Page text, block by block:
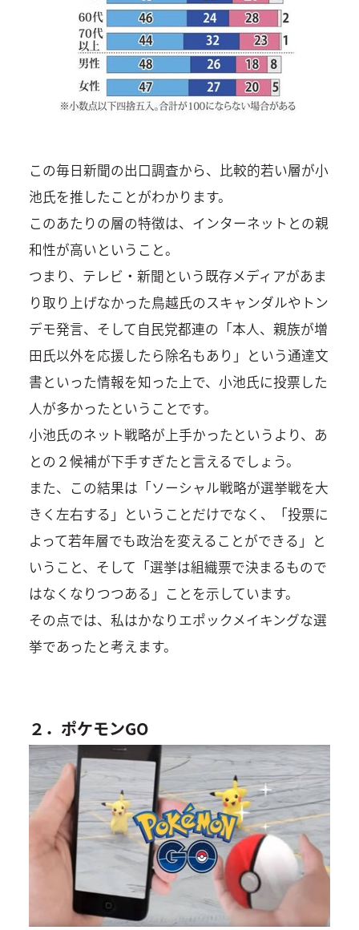
この毎日新聞の出口調査から、比較的若い層が小
池氏を推したことがわかります。
このあたりの層の特徴は、インターネットとの親
和性が高いということ。
つまり、テレビ・新聞という既存メディアがあま
り取り上げなかった鳥越氏のスキャンダルやトン
デモ発言、そして自民党都連の「本人、親族が増
田氏以外を応援したら除名もあり」という通達文
書といった情報を知った上で、小池氏に投票した
人が多かったということです。
小池氏のネット戦略が上手かったというより、あ
との２候補が下手すぎたと言えるでしょう。
また、この結果は「ソーシャル戦略が選挙戦を大
きく左右する」ということだけでなく、「投票に
よって若年層でも政治を変えることができる」と
いうこと、そして「選挙は組織票で決まるもので
はなくなりつつある」ことを示しています。
その点では、私はかなりエポックメイキングな選
挙であったと考えます。
２．ポケモンGO